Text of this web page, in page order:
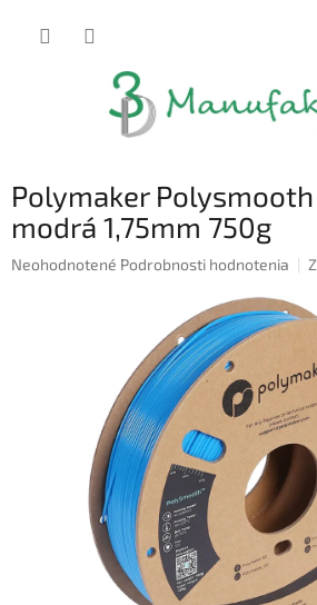
Polymaker
modrá 1,75mm 750g
Priemerné
Neohodnotené Podrobnosti hodnotenia